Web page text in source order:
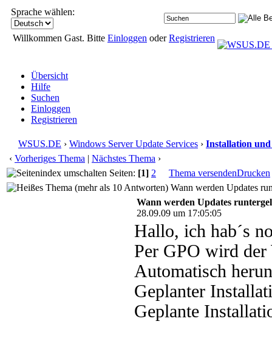
Sprache wählen:
Willkommen Gast. Bitte Einloggen oderRegistrieren
Übersicht
Hilfe
Suchen
Einloggen
Registrieren
WSUS.DE › Windows Server Update Services › Installation
‹ Vorheriges Thema | Nächstes Thema ›
Seiten: [1] 2 Thema versendenDrucken
Wann werden Updates
Wann werden Updates
28.09.09 um 17:05:05
Hallo, ich hab´s
Per GPO wird
Automatisch
Geplanter
Geplante